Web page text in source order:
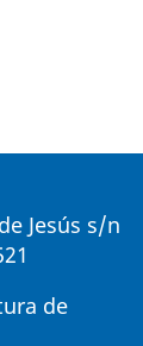
Jesús s/n
de